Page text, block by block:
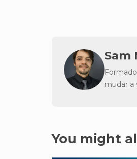
Sam
mudar a
You might